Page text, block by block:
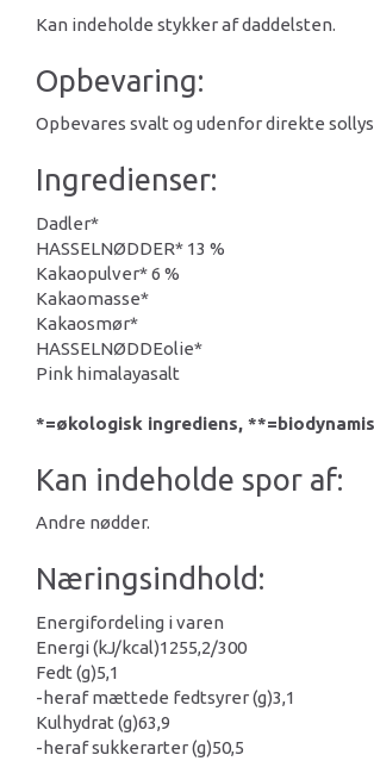
Kan indeholde stykker af daddelsten.
Opbevaring:
Opbevares svalt og udenfor direkte
Ingredienser:
Dadler*
HASSELNØDDER* 13 %
Kakaopulver* 6 %
Kakaomasse*
Kakaosmør*
HASSELNØDDEolie*
Pink himalayasalt
*=økologisk ingrediens,
Kan indeholde spor af:
Andre nødder.
Næringsindhold:
Energifordeling i varen
Energi (kJ/kcal)1255,2/300
Fedt (g)5,1
-heraf mættede fedtsyrer (g)3,1
Kulhydrat (g)63,9
-heraf sukkerarter (g)50,5